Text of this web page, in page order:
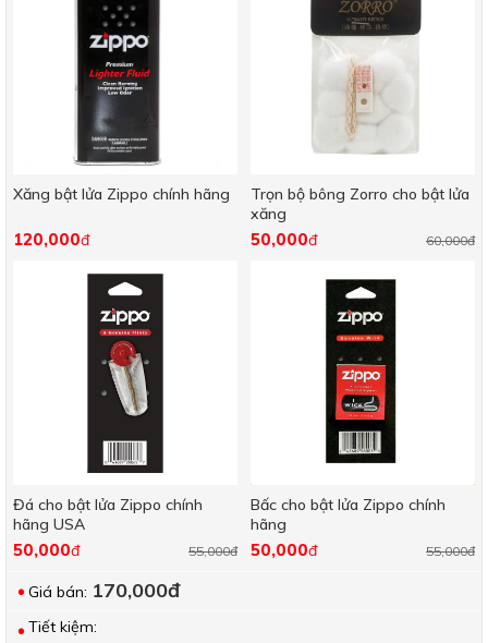
Xăng bật lửa Zippo chính hãng
120,000đ
Trọn bộ bông Zorro cho bật lửa
xăng
60,000đ
50,000đ
Đá cho bật lửa Zippo chính
hãng USA
55,000đ
50,000đ
Bấc cho bật lửa Zippo chính
hãng
55,000đ
50,000đ
Giá bán: 170,000đ
Tiết kiệm: